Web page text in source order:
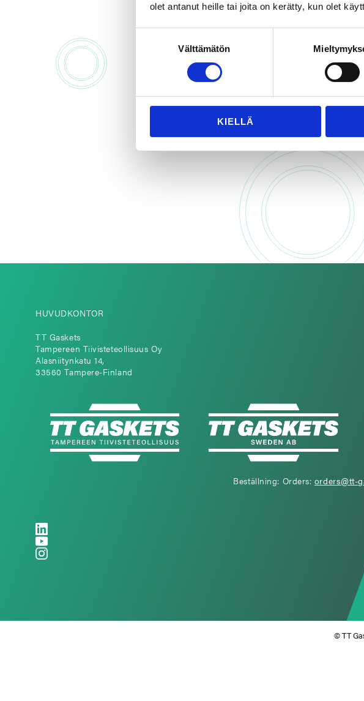
olet antanut heille tai joita on kerätty, kun olet
Välttämätön
KIELLÄ
Beställ
Vår
HUVUDKONTOR
TT Gaskets
Tampereen Tiivisteteollisuus Oy
Alasniitynkatu 14,
33560 Tampere-Finland
Beställning: Orders: orders@tt-
© TT